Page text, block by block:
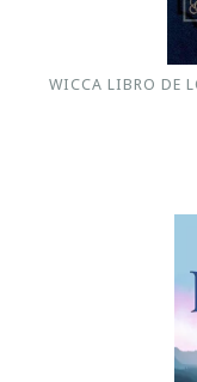
WICCA LIBRO DE